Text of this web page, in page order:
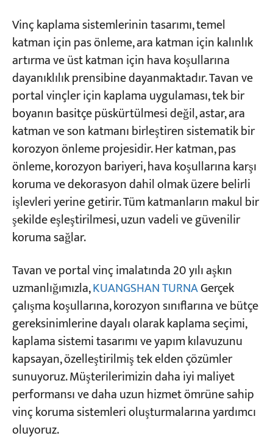
Vinç kaplama sistemlerinin tasarımı, temel
katman için pas önleme, ara katman için kalınlık
artırma ve üst katman için hava koşullarına
dayanıklılık prensibine dayanmaktadır. Tavan ve
portal vinçler için kaplama uygulaması, tek bir
boyanın basitçe püskürtülmesi değil, astar, ara
katman ve son katmanı birleştiren sistematik bir
korozyon önleme projesidir. Her katman, pas
önleme, korozyon bariyeri, hava koşullarına karşı
koruma ve dekorasyon dahil olmak üzere belirli
işlevleri yerine getirir. Tüm katmanların makul bir
şekilde eşleştirilmesi, uzun vadeli ve güvenilir
koruma sağlar.
Tavan ve portal vinç imalatında 20 yılı aşkın
uzmanlığımızla,KUANGSHAN TURNAGerçek
çalışma koşullarına, korozyon sınıflarına ve bütçe
gereksinimlerine dayalı olarak kaplama seçimi,
kaplama sistemi tasarımı ve yapım kılavuzunu
kapsayan, özelleştirilmiş tek elden çözümler
sunuyoruz. Müşterilerimizin daha iyi maliyet
performansı ve daha uzun hizmet ömrüne sahip
vinç koruma sistemleri oluşturmalarına yardımcı
oluyoruz.